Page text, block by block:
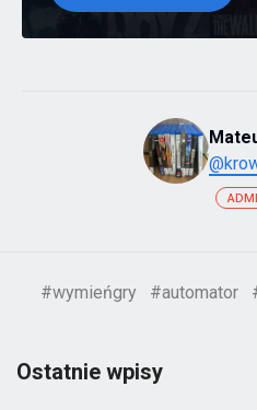
#wymieńgry #automator
Ostatnie wpisy